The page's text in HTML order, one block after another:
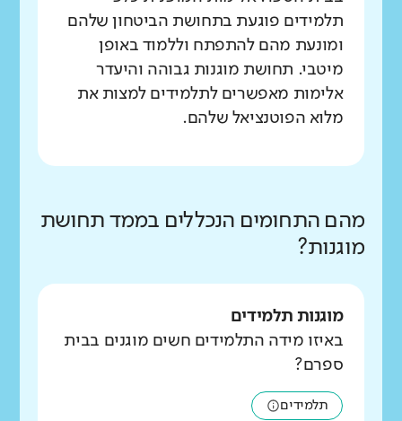
תלמידים פוגעת בתחושת הביטחון שלהם
ומונעת מהם להתפתח וללמוד באופן
מיטבי. תחושת מוגנות גבוהה והיעדר
אלימות מאפשרים לתלמידים למצות את
מלוא הפוטנציאל שלהם.
מהם התחומים הנכללים בממד תחושת
מוגנות?
מוגנות תלמידים
באיזו מידה התלמידים חשים מוגנים בבית
ספרם?
תלמידים